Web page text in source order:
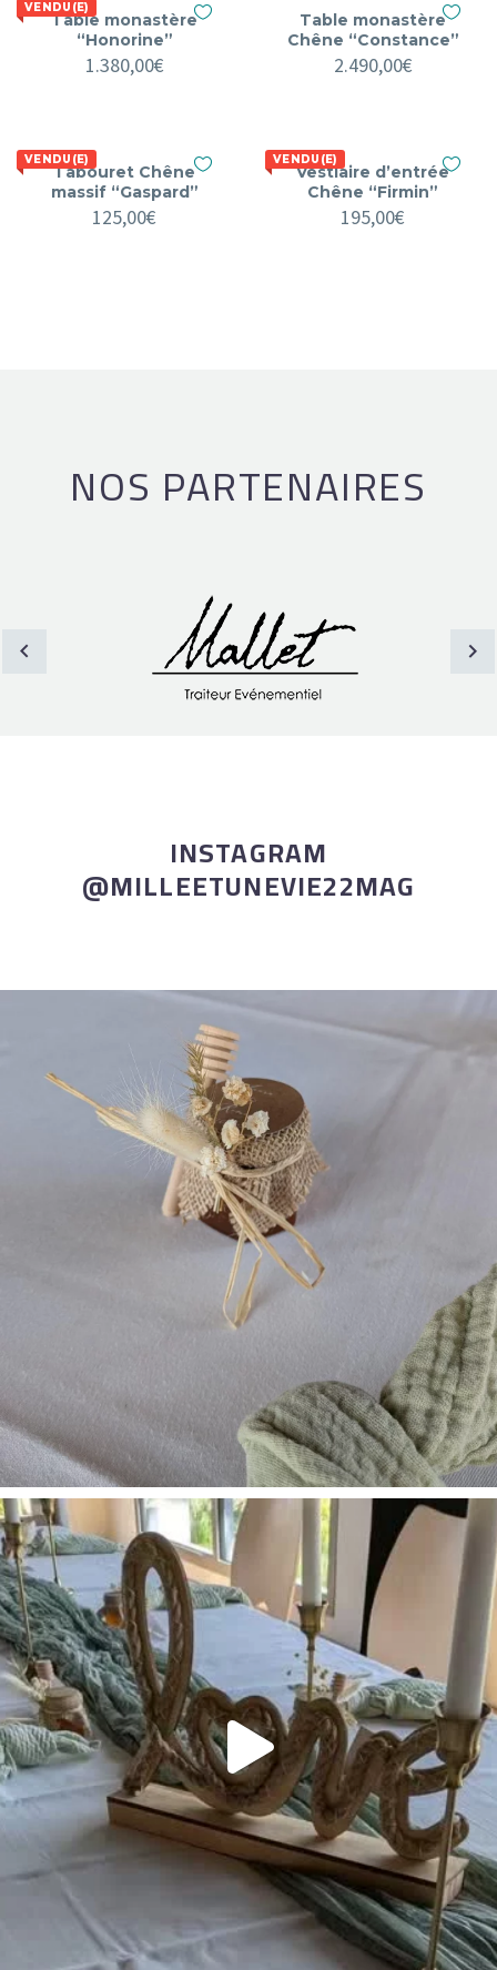
VENDU(E)
Table monastère
“Honorine”
1.380,00€
Table monastère
Chêne “Constance”
2.490,00€
VENDU(E)
Tabouret Chêne
massif “Gaspard”
125,00€
VENDU(E)
Vestiaire d’entrée
Chêne “Firmin”
195,00€
NOS PARTENAIRES
INSTAGRAM
@MILLEETUNEVIE22MAG